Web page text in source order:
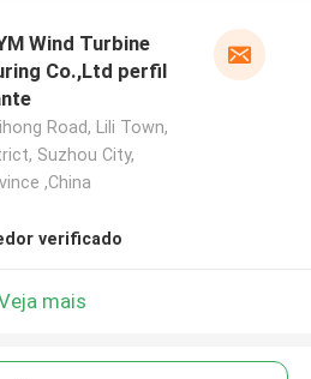
Wind Turbine
Co.,Ltd perfil
Road, Lili Town,
Suzhou City,
,China
verificado
mais